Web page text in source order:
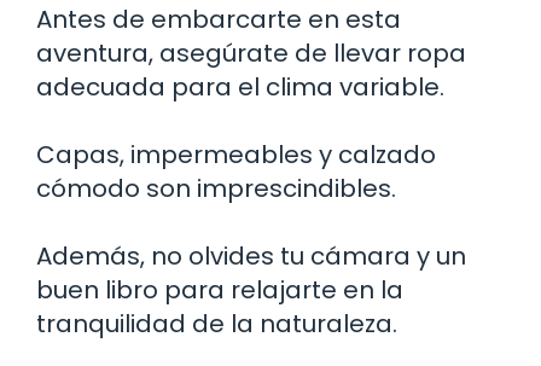
Antes de embarcarte en esta
aventura, asegúrate de llevar ropa
adecuada para el clima variable.
Capas, impermeables y calzado
cómodo son imprescindibles.
Además, no olvides tu cámara y un
buen libro para relajarte en la
tranquilidad de la naturaleza.